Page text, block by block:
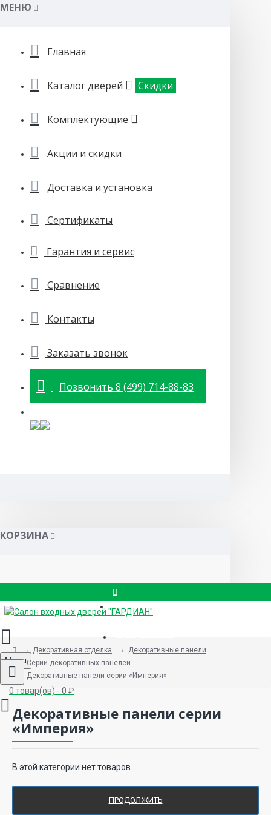
МЕНЮ
Главная
Каталог дверей Скидки
Комплектующие
Акции и скидки
Доставка и установка
Сертификаты
Гарантия и сервис
Сравнение
Контакты
Заказать звонок
Позвонить 8 (499) 714-88-83
КОРЗИНА
Menu
0 товар(ов) - 0 ₽
Декоративная отделка
Декоративные панели
Серии декоративных панелей
Декоративные панели серии «Империя»
Декоративные панели серии
«Империя»
В этой категории нет товаров.
ПРОДОЛЖИТЬ